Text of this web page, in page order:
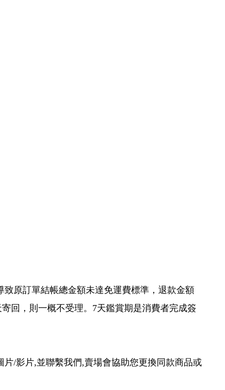
原訂單結帳總金額未達免運費標準，退款金額
回，則一概不受理。7天鑑賞期是消費者完成簽
/影片,並聯繫我們,賣場會協助您更換同款商品或